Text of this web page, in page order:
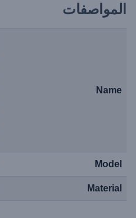
المواصفات
Name
Model
Material